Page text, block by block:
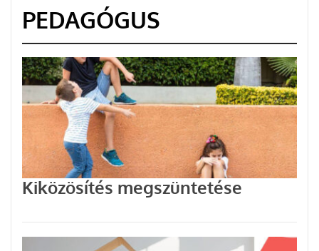
PEDAGÓGUS
Kiközösítés megszüntetése